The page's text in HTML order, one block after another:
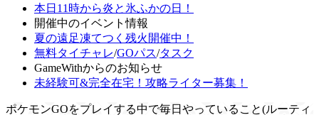
本日11時から炎と氷ふかの日！
開催中のイベント情報
夏の遠足凍てつく残火開催中！
無料タイチャレ/GOパス/タスク
GameWithからのお知らせ
未経験可&完全在宅！攻略ライター募集！
ポケモンGOをプレイする中で毎日やっていること(ルーティ